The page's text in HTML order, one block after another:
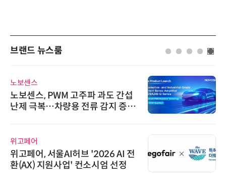
브랜드 뉴스룸
노보센스
노보센스, PWM 고주파 과도 간섭
난제 극복…차량용 전류 감지 증폭
위고페어
위고페어, 서울AI허브 '2026 AI 전
환(AX) 지원사업' 컨소시엄 선정